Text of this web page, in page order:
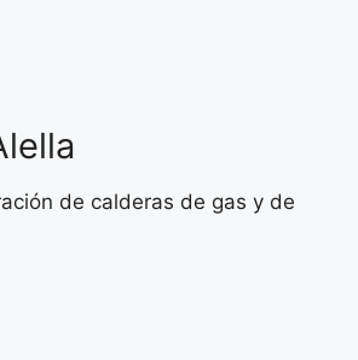
de calderas de gas y de